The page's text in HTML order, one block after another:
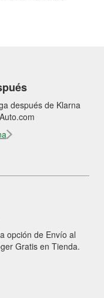
después de Klarna
opción de Envío al
Gratis en Tienda.